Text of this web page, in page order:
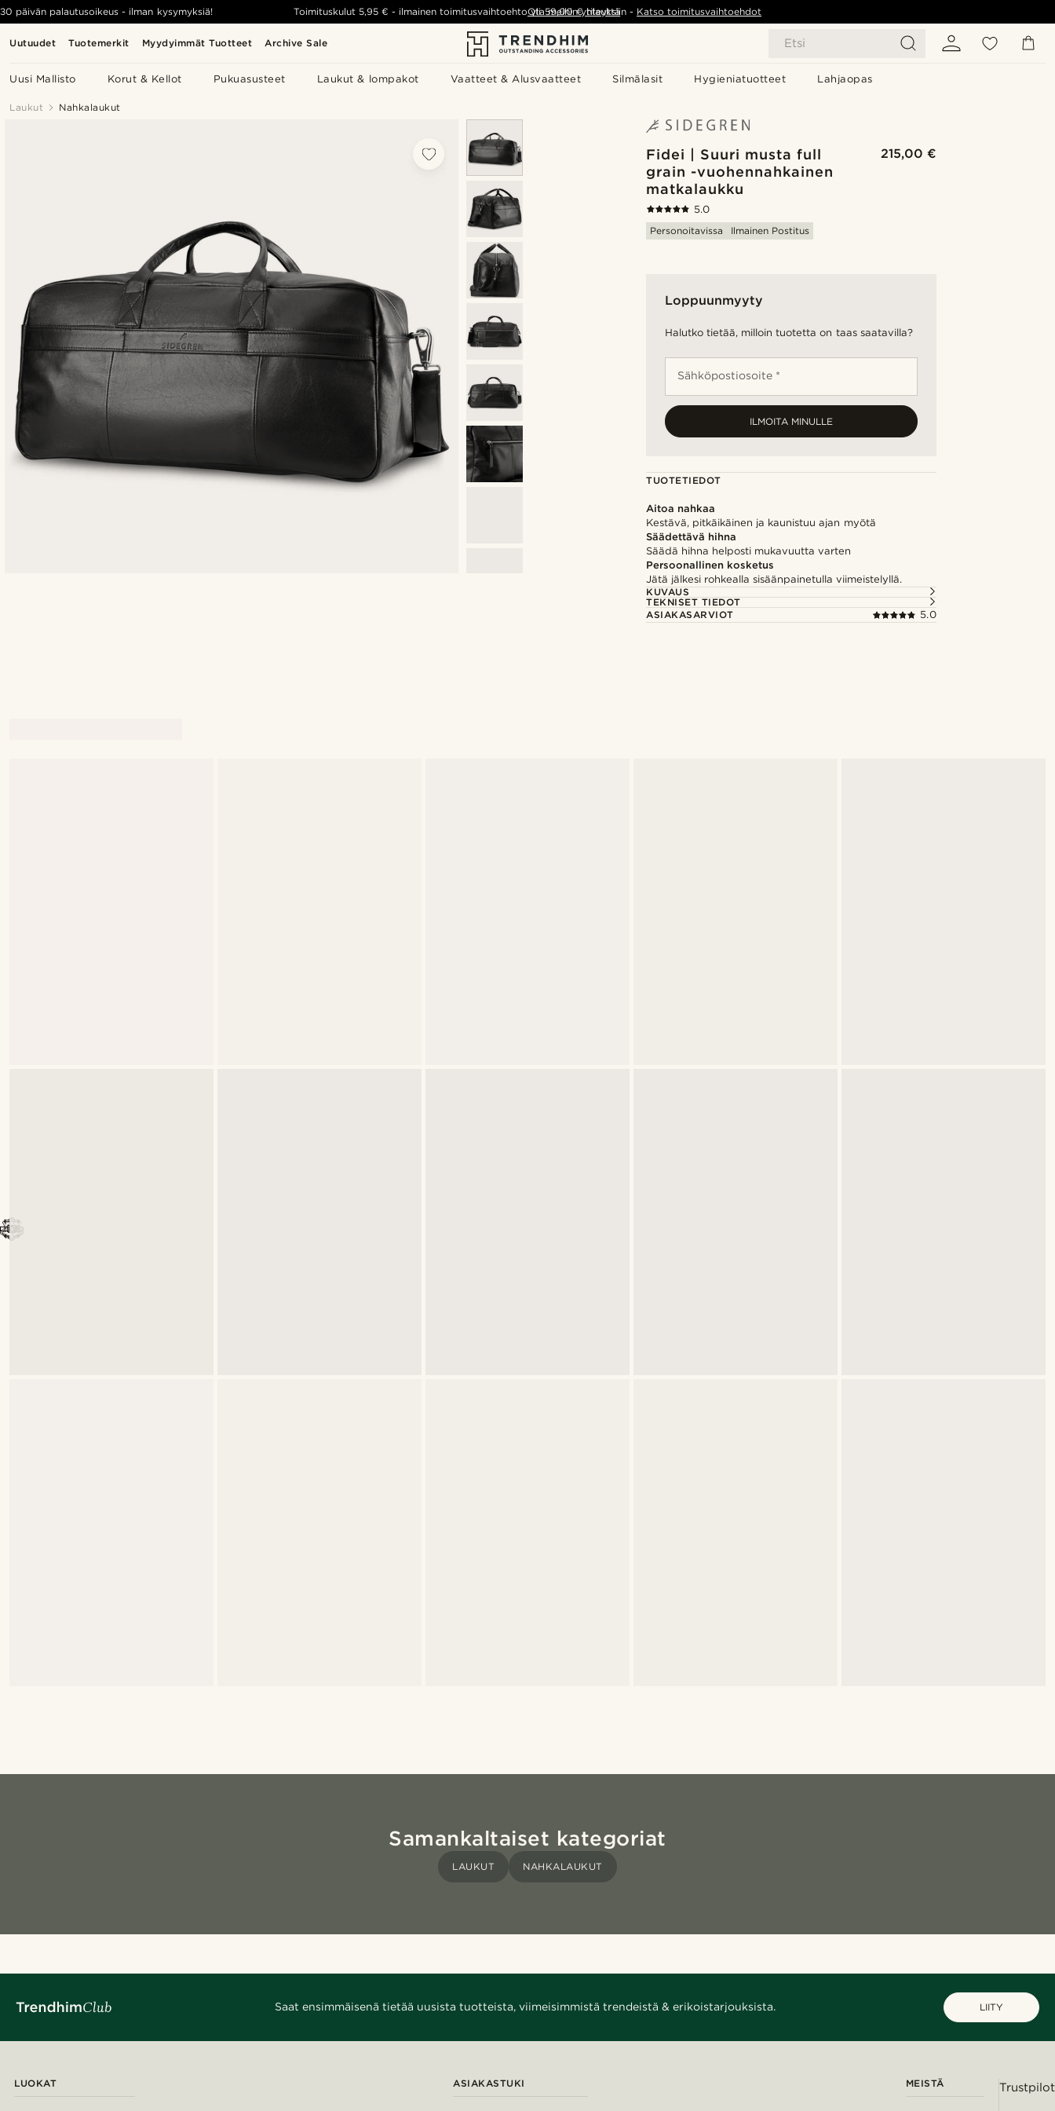
Uutuudet Tuotemerkit Myydyimmät Tuotteet Archive Sale Etsi
Uusi Mallisto Korut & Kellot Pukuasusteet Laukut & lompakot Vaatteet & Alusvaatteet Silmälasit Hygieniatuotteet Lahjaopas
30 päivän palautusoikeus - ilman kysymyksiä! Toimituskulut 5,95 € - ilmainen toimitusvaihtoehto yli 59,00 €tilauksiin - Katso toimitusvaihtoehdot
Ota meihin yhteyttä
Laukut Nahkalaukut
Fidei | Suuri musta full
grain -vuohennahkainen
matkalaukku
215,00 €
5.0
Personoitavissa
Ilmainen Postitus
Loppuunmyyty
Halutko tietää, milloin tuotetta on taas saatavilla?
Sähköpostiosoite *
ILMOITA MINULLE
TUOTETIEDOT
Aitoa nahkaa
Kestävä, pitkäikäinen ja kaunistuu ajan myötä
Säädettävä hihna
Säädä hihna helposti mukavuutta varten
Persoonallinen kosketus
Jätä jälkesi rohkealla sisäänpainetulla viimeistelyllä.
KUVAUS
TEKNISET TIEDOT
ASIAKASARVIOT
5.0
Samankaltaiset kategoriat
LAUKUT NAHKALAUKUT
Saat ensimmäisenä tietää uusista tuotteista, viimeisimmistä trendeistä & erikoistarjouksista. LIITY
LUOKAT ASIAKASTUKI MEISTÄ Trustpilot